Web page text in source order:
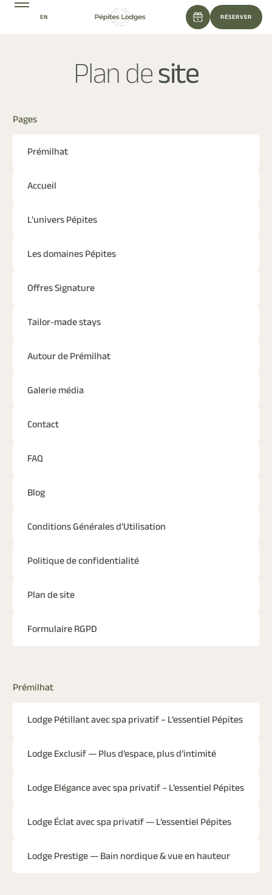
EN RÉSERVER
Plan desite
Pages
Prémilhat
Accueil
L’univers Pépites
Les domaines Pépites
Offres Signature
Tailor-made stays
Autour de Prémilhat
Galerie média
Contact
FAQ
Blog
Conditions Générales d’Utilisation
Politique de confidentialité
Plan de site
Formulaire RGPD
Prémilhat
Lodge Pétillant avec spa privatif – L’essentiel Pépites
Lodge Exclusif — Plus d’espace, plus d’intimité
Lodge Elégance avec spa privatif – L’essentiel Pépites
Lodge Éclat avec spa privatif — L’essentiel Pépites
Lodge Prestige — Bain nordique & vue en hauteur